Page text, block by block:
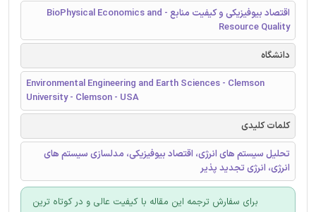
اقتصاد بیوفیزیکی و کیفیت منابع - BioPhysical Economics and
Resource Quality
دانشگاه
Environmental Engineering and Earth Sciences - Clemson
University - Clemson - USA
کلمات کلیدی
تحلیل سیستم های انرژی، اقتصاد بیوفیزیکی، مدلسازی سیستم های
انرژی، انرژی تجدید پذیر
برای سفارش ترجمه این مقاله با کیفیت عالی و در کوتاه ترین